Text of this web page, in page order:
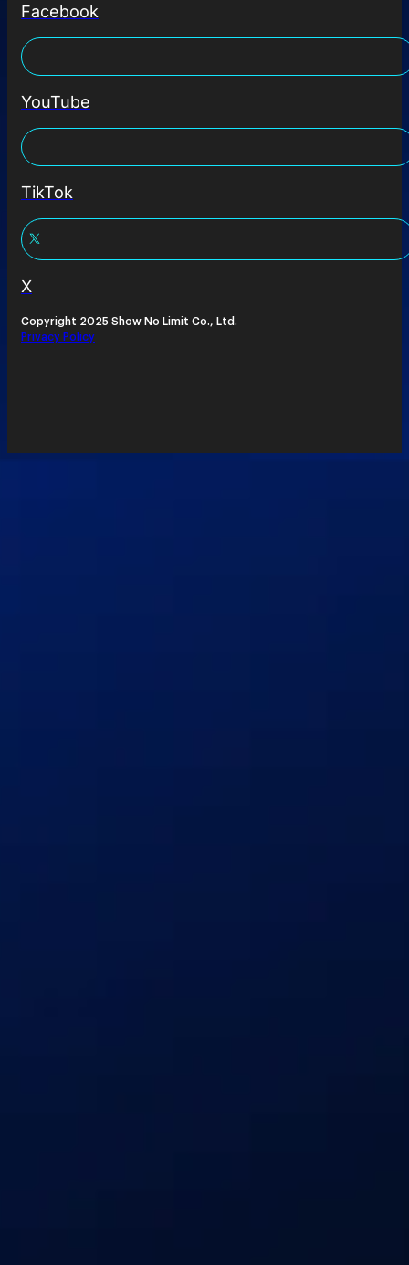
Facebook
YouTube
TikTok
X
Copyright 2025 Show No Limit Co., Ltd.
Privacy Policy